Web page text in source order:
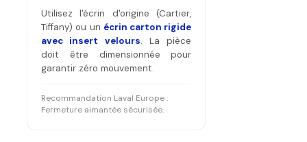
Utilisez l'écrin d'origine (Cartier,
Tiffany) ou un écrin carton rigide
avec insert velours. La pièce
doit être dimensionnée pour
garantir zéro mouvement.
Recommandation Laval Europe :
Fermeture aimantée sécurisée.